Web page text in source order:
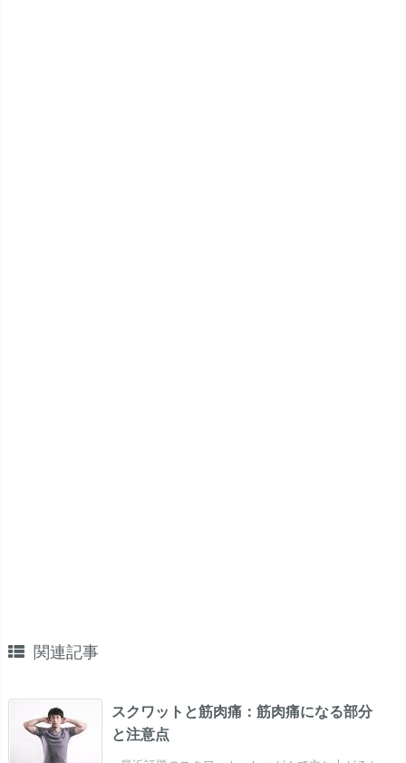
関連記事
スクワットと筋肉痛：筋肉痛になる部分
と注意点